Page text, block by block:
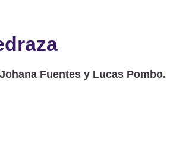
Fuentes y Lucas Pombo.